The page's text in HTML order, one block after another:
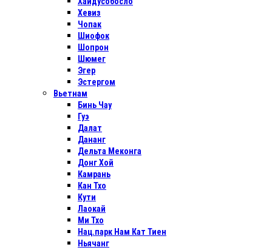
Хевиз
Чопак
Шиофок
Шопрон
Шюмег
Эгер
Эстергом
Вьетнам
Бинь Чау
Гуэ
Далат
Дананг
Дельта Меконга
Донг Хой
Камрань
Кан Тхо
Кути
Лаокай
Ми Тхо
Нац.парк Нам Кат Тиен
Ньячанг